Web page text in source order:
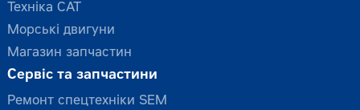
Техніка CAT
Морські двигуни
Магазин запчастин
Сервіс та запчастини
Ремонт спецтехніки SEM